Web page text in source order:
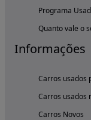
Programa
Quanto vale o
Informações
Carros usados
Carros usados
Carros Novos